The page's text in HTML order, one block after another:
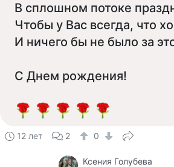
В сплошном потоке
Чтобы у Вас всегда, что
И ничего бы не было за
С Днем рождения!
12 лет 2 0
Ксения Голубева